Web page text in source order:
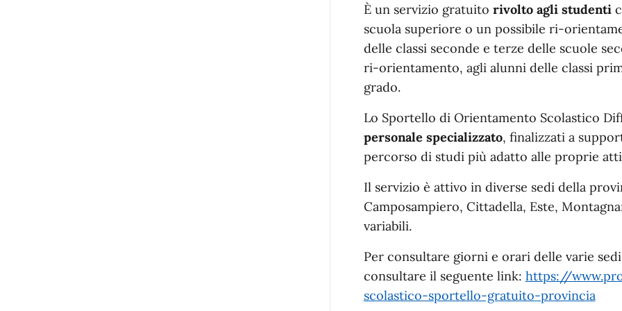
È un servizio gratuito rivolto agli studenti
scuola superiore o un possibile ri-
delle classi seconde e terze delle scuole
ri-orientamento, agli alunni delle classi
grado.
Lo Sportello di Orientamento Scolastico
personale specializzato, finalizzati a
percorso di studi più adatto alle proprie
Il servizio è attivo in diverse sedi della
Camposampiero, Cittadella, Este,
variabili.
Per consultare giorni e orari delle varie
consultare il seguente link: https://
scolastico-sportello-gratuito-provincia